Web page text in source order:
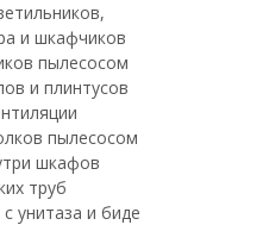
и шкафчиков
пылесосом
и плинтусов
пылесосом
шкафов
труб
унитаза и биде